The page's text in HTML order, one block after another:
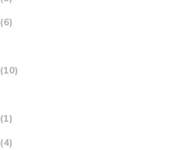
(6)
(10)
(1)
(4)